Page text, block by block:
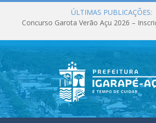
ÚLTIMAS PUBLICAÇÕES:
Concurso Garota Verão Açu 2026 –